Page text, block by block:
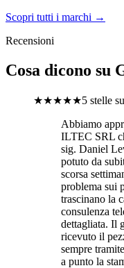
Scopri tutti i marchi →
Recensioni
Cosa dicono su
★★★★★5 stelle
Abbiamo
ILTEC SRL
sig. Daniel
potuto da
scorsa
problema sui
trascinano la
consulenza
dettagliata. Il
ricevuto il
sempre
a punto la